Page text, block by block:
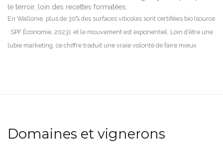
le terroir, loin des recettes formatées.
En Wallonie, plus de 30% des surfaces viticoles sont certifiées bio (source
: SPF Économie, 2023), et le mouvement est exponentiel. Loin d’être une
lubie marketing, ce chiffre traduit une vraie volonté de faire mieux.
Domaines et vignerons